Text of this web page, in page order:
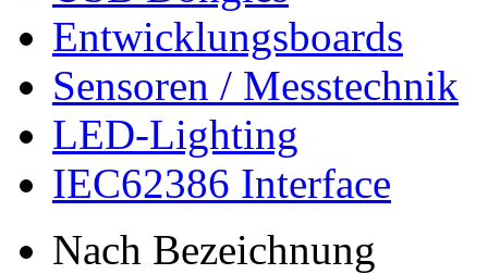
Entwicklungsboards
Sensoren / Messtechnik
LED-Lighting
IEC62386 Interface
Nach Bezeichnung